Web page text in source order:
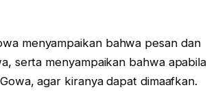
menyampaikan bahwa pesan dan
serta menyampaikan bahwa apabila
agar kiranya dapat dimaafkan.